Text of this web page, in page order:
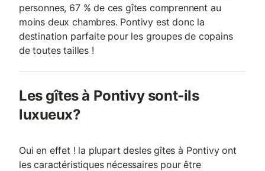
personnes, 67 % de ces gîtes comprennent au
moins deux chambres. Pontivy est donc la
destination parfaite pour les groupes de copains
de toutes tailles !
Les gîtes à Pontivy sont-ils
luxueux?
Oui en effet ! la plupart desles gîtes à Pontivy ont
les caractéristiques nécessaires pour être